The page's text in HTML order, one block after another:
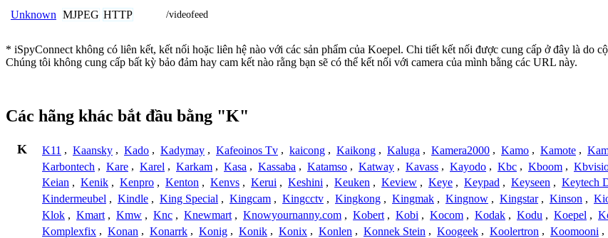
Unknown MJPEG HTTP /videofeed
* iSpyConnect không có liên kết, kết nối hoặc liên hệ nào với các sản phẩm của Koepel. Chi tiết kết nối được cung cấp ở đây là do
Chúng tôi không cung cấp bất kỳ bảo đảm hay cam kết nào rằng bạn sẽ có thể kết nối với camera của mình bằng các URL này.
Các hãng khác bắt đầu bằng "K"
K K11 , Kaansky , Kado , Kadymay , Kafeoinos Tv , kaicong , Kaikong , Kaluga , Kamera2000 , Kamo , Kamote ,
Karbontech , Kare , Karel , Karkam , Kasa , Kassaba , Katamso , Katway , Kavass , Kayodo , Kbc , Kboom ,
Keian , Kenik , Kenpro , Kenton , Kenvs , Kerui , Keshini , Keuken , Keview , Keye , Keypad , Keyseen , Keytech
Kindermeubel , Kindle , King Special , Kingcam , Kingcctv , Kingkong , Kingmak , Kingnow , Kingstar , Kinson ,
Klok , Kmart , Kmw , Knc , Knewmart , Knowyournanny.com , Kobert , Kobi , Kocom , Kodak , Kodu , Koepel ,
Komplexfix , Konan , Konarrk , Konig , Konik , Konix , Konlen , Konnek Stein , Koogeek , Koolertron , Koomooni ,